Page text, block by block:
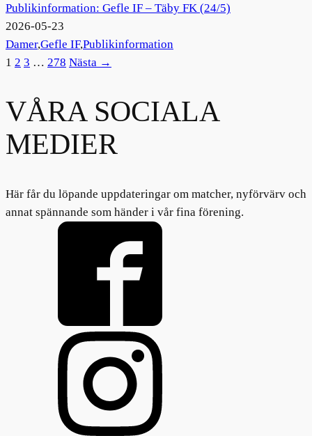
Publikinformation: Gefle IF – Täby FK (24/5)
2026-05-23
Damer,Gefle IF,Publikinformation
1 2 3 … 278 Nästa →
VÅRA SOCIALA
MEDIER
Här får du löpande uppdateringar om matcher, nyförvärv och
annat spännande som händer i vår fina förening.